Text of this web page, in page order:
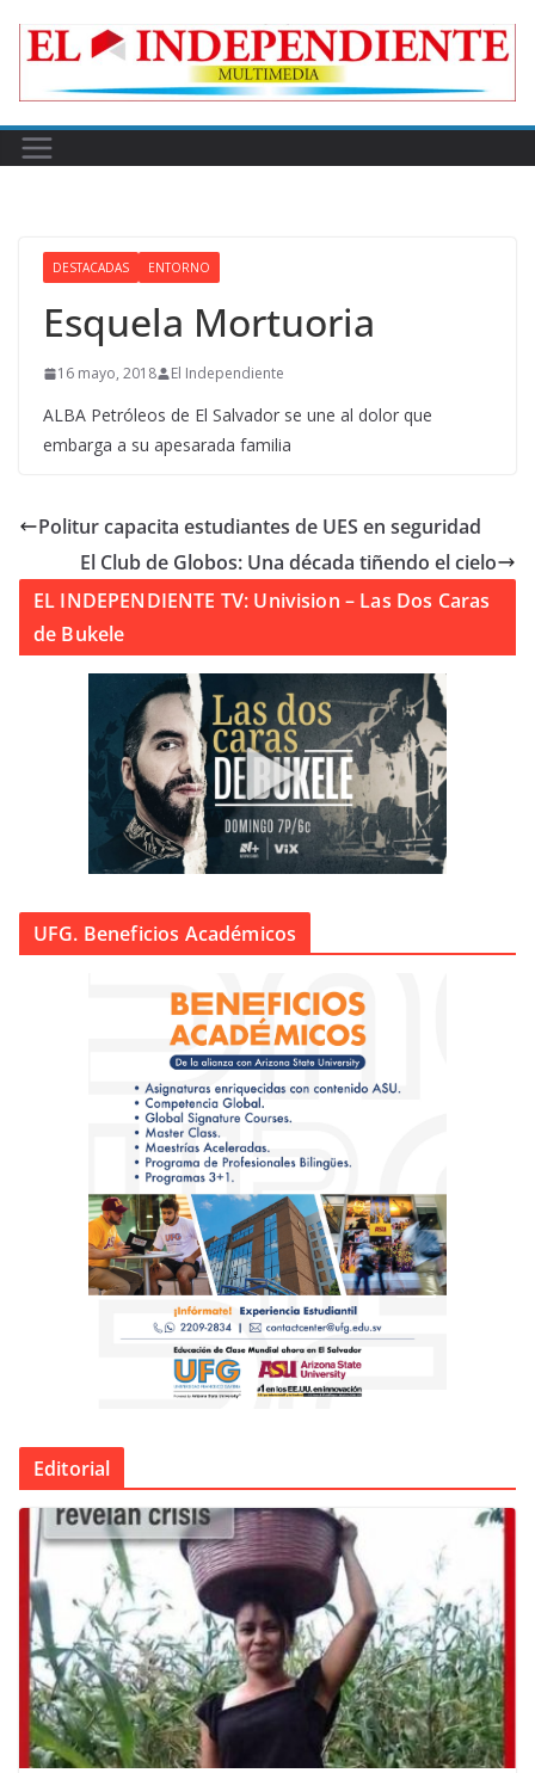
DESTACADAS ENTORNO
Esquela Mortuoria
16 mayo, 2018 El Independiente
ALBA Petróleos de El Salvador se une al dolor que
embarga a su apesarada familia
Politur capacita estudiantes de UES en seguridad
El Club de Globos: Una década tiñendo el cielo
EL INDEPENDIENTE TV: Univision – Las Dos Caras
de Bukele
UFG. Beneficios Académicos
Editorial